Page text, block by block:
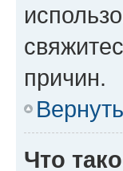
причин.
Что